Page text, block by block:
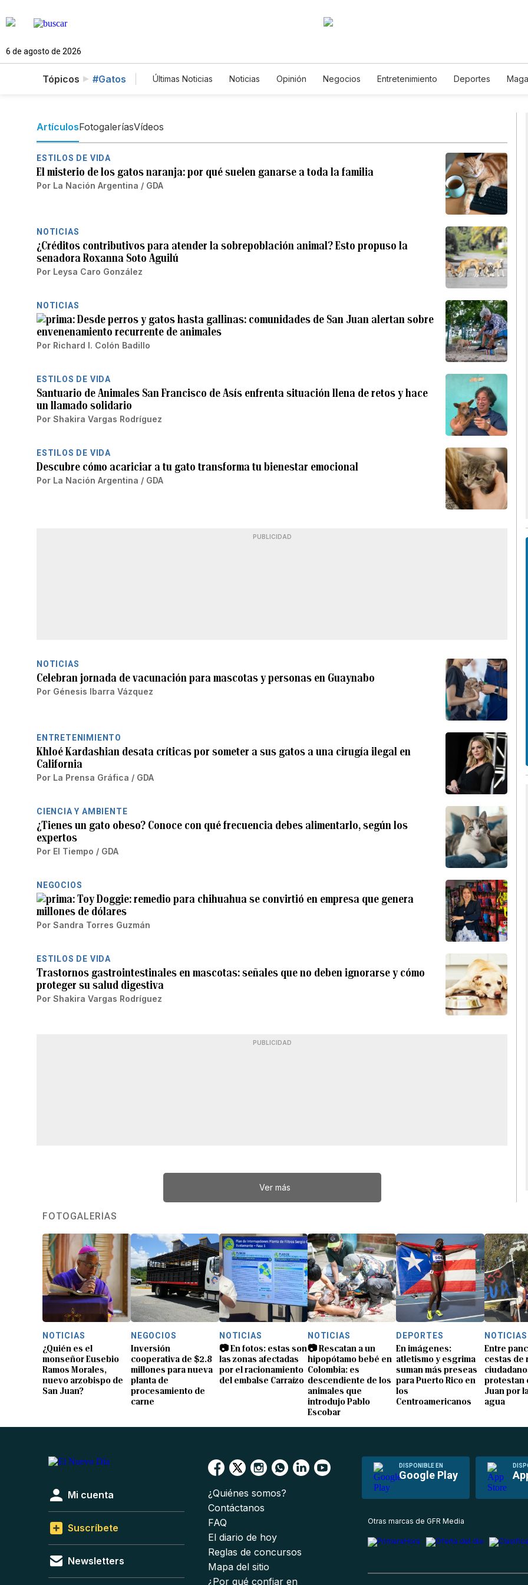
6 de agosto de 2026
Tópicos #Gatos Últimas Noticias Noticias Opinión Negocios Entretenimiento Deportes
ArtículosFotogaleríasVídeos
ESTILOS DE VIDA
El misterio de los gatos naranja: por qué suelen ganarse a toda la familia
Por La Nación Argentina / GDA
NOTICIAS
¿Créditos contributivos para atender la sobrepoblación animal? Esto propuso la
senadora Roxanna Soto Aguilú
Por Leysa Caro González
NOTICIAS
Desde perros y gatos hasta gallinas: comunidades de San Juan alertan sobre
envenenamiento recurrente de animales
Por Richard I. Colón Badillo
ESTILOS DE VIDA
Santuario de Animales San Francisco de Asís enfrenta situación llena de retos y hace
un llamado solidario
Por Shakira Vargas Rodríguez
ESTILOS DE VIDA
Descubre cómo acariciar a tu gato transforma tu bienestar emocional
Por La Nación Argentina / GDA
PUBLICIDAD
NOTICIAS
Celebran jornada de vacunación para mascotas y personas en Guaynabo
Por Génesis Ibarra Vázquez
ENTRETENIMIENTO
Khloé Kardashian desata críticas por someter a sus gatos a una cirugía ilegal en
California
Por La Prensa Gráfica / GDA
CIENCIA Y AMBIENTE
¿Tienes un gato obeso? Conoce con qué frecuencia debes alimentarlo, según los
expertos
Por El Tiempo / GDA
NEGOCIOS
Toy Doggie: remedio para chihuahua se convirtió en empresa que genera
millones de dólares
Por Sandra Torres Guzmán
ESTILOS DE VIDA
Trastornos gastrointestinales en mascotas: señales que no deben ignorarse y cómo
proteger su salud digestiva
Por Shakira Vargas Rodríguez
PUBLICIDAD
Ver más
FOTOGALERÍAS
NOTICIAS
¿Quién es el
monseñor Eusebio
Ramos Morales,
nuevo arzobispo de
San Juan?
NEGOCIOS
Inversión
cooperativa de $2.8
millones para nueva
planta de
procesamiento de
carne
NOTICIAS
📷 En fotos: estas son
las zonas afectadas
por el racionamiento
del embalse Carraízo
NOTICIAS
📷 Rescatan a un
hipopótamo bebé en
Colombia: es
descendiente de los
animales que
introdujo Pablo
Escobar
DEPORTES
En imágenes:
atletismo y esgrima
suman más preseas
para Puerto Rico en
los
Centroamericanos
NOTICIAS
Entre
cestas de
protestan
Juan por
agua
DISPONIBLE EN
Google Play
Mi cuenta
Suscríbete
Newsletters
¿Quiénes somos?
Contáctanos
FAQ
El diario de hoy
Reglas de concursos
Mapa del sitio
¿Por qué confiar en
Otras marcas de GFR Media